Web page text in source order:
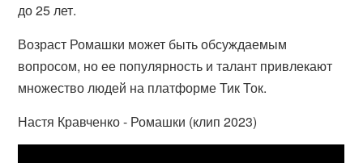
до 25 лет.
Возраст Ромашки может быть обсуждаемым
вопросом, но ее популярность и талант привлекают
множество людей на платформе Тик Ток.
Настя Кравченко - Ромашки (клип 2023)